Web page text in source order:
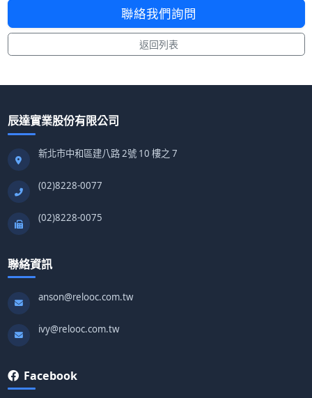
聯絡我們詢問
返回列表
辰達實業股份有限公司
新北市中和區建八路 2號 10 樓之 7
(02)8228-0077
(02)8228-0075
聯絡資訊
anson@relooc.com.tw
ivy@relooc.com.tw
Facebook